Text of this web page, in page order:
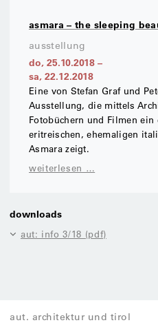
asmara – the sleeping
ausstellung
do, 25.10.2018 –
sa, 22.12.2018
Eine von Stefan Graf und
Ausstellung, die mittels
Fotobüchern und Filmen
eritreischen, ehemaligen
Asmara zeigt.
weiterlesen …
downloads
aut: info 3/18 (pdf)
aut. architektur und tirol